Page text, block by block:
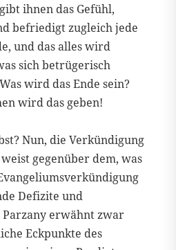
ihnen das Gefühl,
befriedigt zugleich jede
und das alles wird
sich betrügerisch
wird das Ende sein?
wird das geben!
Nun, die Verkündigung
gegenüber dem, was
Defizite und
erwähnt zwar
Eckpunkte des